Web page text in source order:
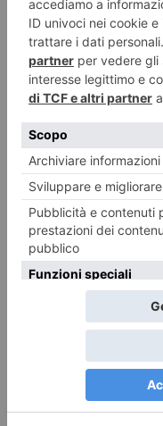
7 AGOSTO 2026
“Buona Fortuna
Cuneese